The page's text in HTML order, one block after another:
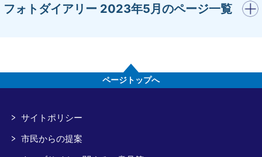
フォトダイアリー 2023年5月のページ一覧
開く
ページトップへ
サイトポリシー
市民からの提案